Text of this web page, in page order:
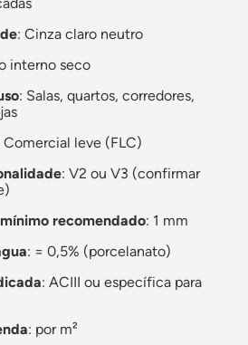
: Cinza claro neutro
interno seco
: Salas, quartos, corredores,
Comercial leve (FLC)
: V2 ou V3 (confirmar
recomendado: 1 mm
: = 0,5% (porcelanato)
: ACIII ou específica para
: por m²